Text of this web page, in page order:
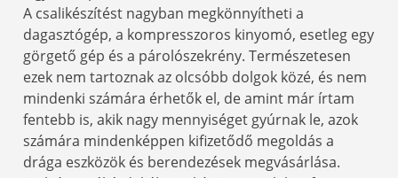
A csalikészítést nagyban megkönnyítheti a
dagasztógép, a kompresszoros kinyomó, esetleg egy
görgető gép és a párolószekrény. Természetesen
ezek nem tartoznak az olcsóbb dolgok közé, és nem
mindenki számára érhetők el, de amint már írtam
fentebb is, akik nagy mennyiséget gyúrnak le, azok
számára mindenképpen kifizetődő megoldás a
drága eszközök és berendezések megvásárlása.